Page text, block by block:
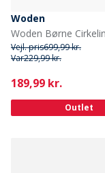
Woden
Vejl. pris699,99 kr.
Var229,99 kr.
Current
189,99 kr.
Outlet